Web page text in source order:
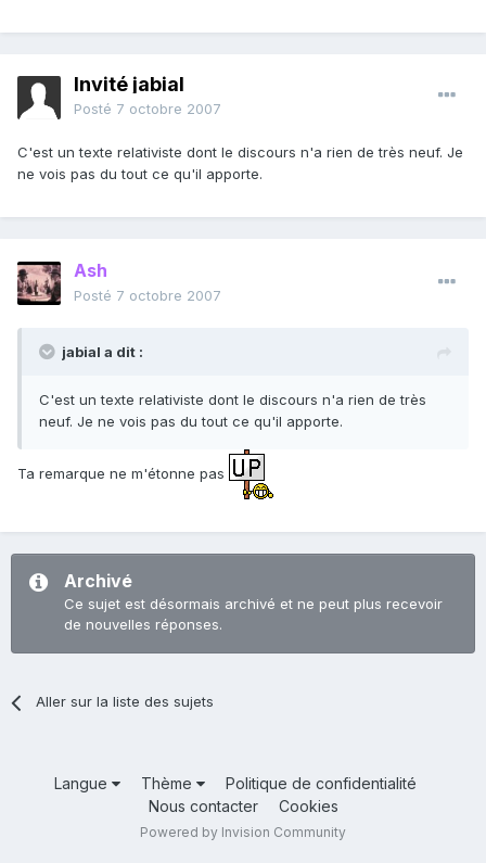
Invité jabial
Posté 7 octobre 2007
C'est un texte relativiste dont le discours n'a rien de très neuf. Je
ne vois pas du tout ce qu'il apporte.
Ash
Posté 7 octobre 2007
jabial a dit :
C'est un texte relativiste dont le discours n'a rien de très
neuf. Je ne vois pas du tout ce qu'il apporte.
Ta remarque ne m'étonne pas
Archivé
Ce sujet est désormais archivé et ne peut plus recevoir
de nouvelles réponses.
Aller sur la liste des sujets
Langue Thème
Politique de confidentialité
Nous contacter
Cookies
Powered by Invision Community